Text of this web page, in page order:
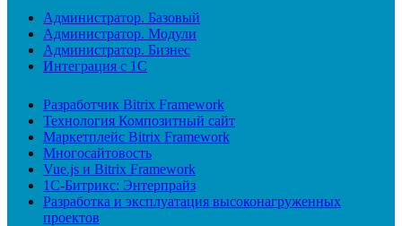
Администратор. Базовый
Администратор. Модули
Администратор. Бизнес
Интеграция с 1С
Разработчик Bitrix Framework
Технология Композитный сайт
Маркетплейс Bitrix Framework
Многосайтовость
Vue.js и Bitrix Framework
1С-Битрикс: Энтерпрайз
Разработка и эксплуатация высоконагруженных
проектов